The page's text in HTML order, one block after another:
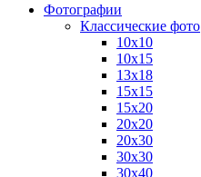
Фотографии
Классические фото
10х10
10х15
13х18
15х15
15х20
20х20
20х30
30х30
30х40